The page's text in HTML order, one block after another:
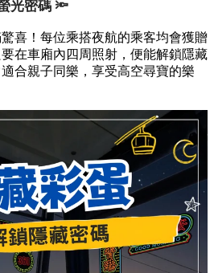
光密碼 🔦
喜！每位乘搭夜航的乘客均會獲贈
在車廂內四周照射，便能解鎖隱藏
合親子同樂，享受高空尋寶的樂